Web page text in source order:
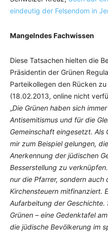
eindeutig der Felsendom in
Mangelndes Fachwissen
Diese Tatsachen hielten die
Präsidentin der Grünen
Parteikollegen den Rücken
(18.02.2013, online nicht
„Die Grünen haben sich
Antisemitismus und für die
Gemeinschaft eingesetzt. Als
mir zum Beispiel gelungen,
Anerkennung der jüdischen
Besserstellung zu
nur die Pfarrer, sondern auch
Kirchensteuern mitfinanziert.
Aufarbeitung der
Grünen – eine Gedenktafel
die jüdische Bevölkerung im